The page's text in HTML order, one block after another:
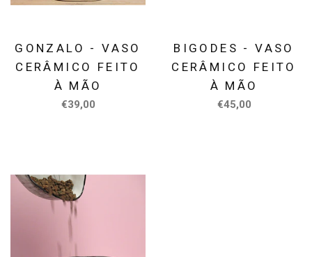
GONZALO - VASO
CERÂMICO FEITO
À MÃO
€39,00
BIGODES - VASO
CERÂMICO FEITO
À MÃO
€45,00